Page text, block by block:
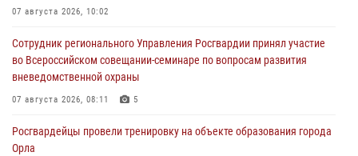
07 августа 2026, 10:02
Сотрудник регионального Управления Росгвардии принял участие
во Всероссийском совещании-семинаре по вопросам развития
вневедомственной охраны
07 августа 2026, 08:11 5
Росгвардейцы провели тренировку на объекте образования города
Орла